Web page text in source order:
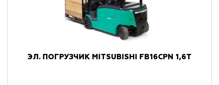
ЭЛ. ПОГРУЗЧИК MITSUBISHI FB16CPN 1,6Т